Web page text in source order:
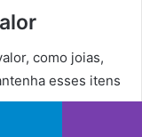
como joias,
esses itens